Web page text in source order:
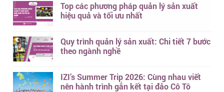
Top các phương pháp quản lý sản xuất
hiệu quả và tối ưu nhất
Quy trình quản lý sản xuất: Chi tiết 7 bước
theo ngành nghề
IZI’s Summer Trip 2026: Cùng nhau viết
nên hành trình gắn kết tại đảo Cô Tô